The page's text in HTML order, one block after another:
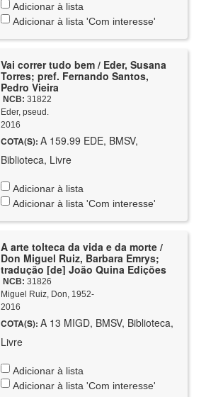
Adicionar à lista
Adicionar à lista 'Com interesse'
Vai correr tudo bem / Eder, Susana
Torres; pref. Fernando Santos,
Pedro Vieira
NCB: 31822
Eder, pseud.
2016
COTA(S): A 159.99 EDE, BMSV,
Biblioteca, Livre
Adicionar à lista
Adicionar à lista 'Com interesse'
A arte tolteca da vida e da morte /
Don Miguel Ruiz, Barbara Emrys;
tradução [de] João Quina Edições
NCB: 31826
Miguel Ruiz, Don, 1952-
2016
COTA(S): A 13 MIGD, BMSV, Biblioteca,
Livre
Adicionar à lista
Adicionar à lista 'Com interesse'